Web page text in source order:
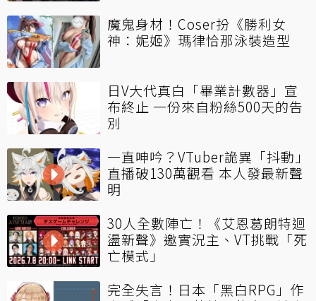
魔鬼身材！Coser扮《勝利女
神：妮姬》瑪律恰那泳裝造型
日V大代真白「畢業計數器」宣
布終止 一份來自粉絲500天的告
別
一直呻吟？VTuber詭異「抖動」
直播破130萬觀看 本人發最新聲
明
30人全數陣亡！《艾恩葛朗特迴
盪新聲》邀實況主、VT挑戰「死
亡模式」
完全失言！日本「黑白RPG」作